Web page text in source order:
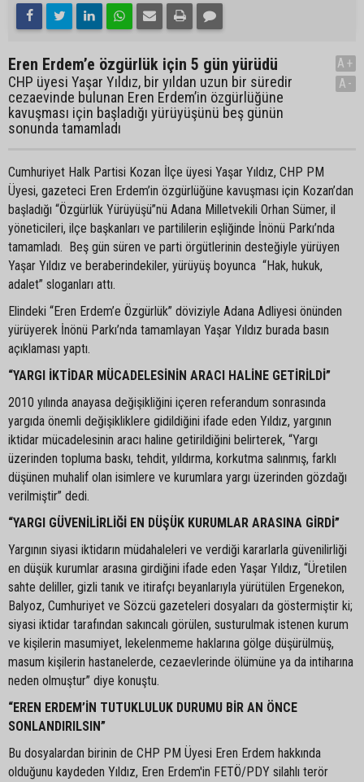
Eren Erdem’e özgürlük için 5 gün yürüdü
CHP üyesi Yaşar Yıldız, bir yıldan uzun bir süredir
cezaevinde bulunan Eren Erdem’in özgürlüğüne
kavuşması için başladığı yürüyüşünü beş günün
sonunda tamamladı
A+
A-
Cumhuriyet Halk Partisi Kozan İlçe üyesi Yaşar Yıldız, CHP PM
Üyesi, gazeteci Eren Erdem’in özgürlüğüne kavuşması için Kozan’dan
başladığı “Özgürlük Yürüyüşü”nü Adana Milletvekili Orhan Sümer, il
yöneticileri, ilçe başkanları ve partililerin eşliğinde İnönü Parkı’nda
tamamladı. Beş gün süren ve parti örgütlerinin desteğiyle yürüyen
Yaşar Yıldız ve beraberindekiler, yürüyüş boyunca “Hak, hukuk,
adalet” sloganları attı.
Elindeki “Eren Erdem’e Özgürlük” döviziyle Adana Adliyesi önünden
yürüyerek İnönü Parkı’nda tamamlayan Yaşar Yıldız burada basın
açıklaması yaptı.
“YARGI İKTİDAR MÜCADELESİNİN ARACI HALİNE GETİRİLDİ”
2010 yılında anayasa değişikliğini içeren referandum sonrasında
yargıda önemli değişikliklere gidildiğini ifade eden Yıldız, yargının
iktidar mücadelesinin aracı haline getirildiğini belirterek, “Yargı
üzerinden topluma baskı, tehdit, yıldırma, korkutma salınmış, farklı
düşünen muhalif olan isimlere ve kurumlara yargı üzerinden gözdağı
verilmiştir” dedi.
“YARGI GÜVENİLİRLİĞİ EN DÜŞÜK KURUMLAR ARASINA GİRDİ”
Yargının siyasi iktidarın müdahaleleri ve verdiği kararlarla güvenilirliği
en düşük kurumlar arasına girdiğini ifade eden Yaşar Yıldız, “Üretilen
sahte deliller, gizli tanık ve itirafçı beyanlarıyla yürütülen Ergenekon,
Balyoz, Cumhuriyet ve Sözcü gazeteleri dosyaları da göstermiştir ki;
siyasi iktidar tarafından sakıncalı görülen, susturulmak istenen kurum
ve kişilerin masumiyet, lekelenmeme haklarına gölge düşürülmüş,
masum kişilerin hastanelerde, cezaevlerinde ölümüne ya da intiharına
neden olmuştur” diye konuştu.
“EREN ERDEM’İN TUTUKLULUK DURUMU BİR AN ÖNCE
SONLANDIRILSIN”
Bu dosyalardan birinin de CHP PM Üyesi Eren Erdem hakkında
olduğunu kaydeden Yıldız, Eren Erdem'in FETÖ/PDY silahlı terör